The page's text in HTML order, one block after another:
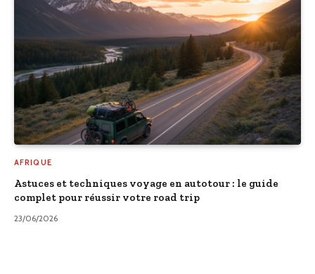
AFRIQUE
Astuces et techniques voyage en autotour : le guide
complet pour réussir votre road trip
23/06/2026